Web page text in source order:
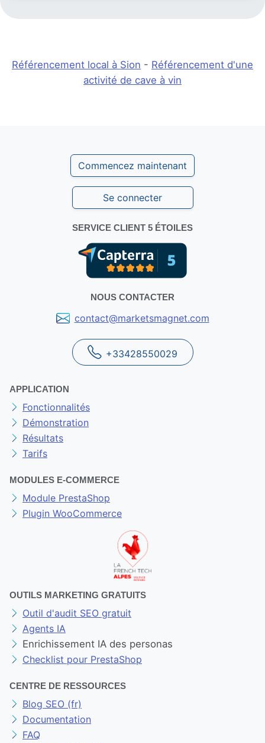
Référencement local à Sion - Référencement d'une
activité de cave à vin
Commencez maintenant
Se connecter
SERVICE CLIENT 5 ÉTOILES
NOUS CONTACTER
contact@marketsmagnet.com
+33428550029
APPLICATION
Fonctionnalités
Démonstration
Résultats
Tarifs
MODULES E-COMMERCE
Module PrestaShop
Plugin WooCommerce
OUTILS MARKETING GRATUITS
Outil d'audit SEO gratuit
Agents IA
Enrichissement IA des personas
Checklist pour PrestaShop
CENTRE DE RESSOURCES
Blog SEO (fr)
Documentation
FAQ